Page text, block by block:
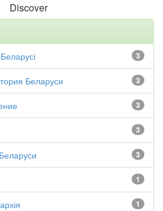
Discover
3
3
Беларуси
3
3
3
1
1